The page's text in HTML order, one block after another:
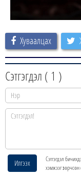
Хуваалцах
Сэтгэгдэл ( 1 )
Илгээх
Сэтгэгдэл
хэмжээг зөрчсөн